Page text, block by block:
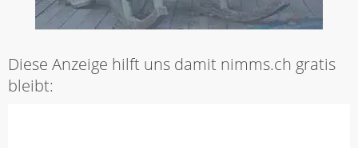
Diese Anzeige hilft uns damit nimms.ch gratis
bleibt: